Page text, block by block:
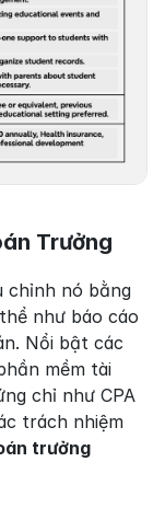
Trưởng
chỉnh nó bằng
như báo cáo
Nổi bật các
mềm tài
chỉ như CPA
trách nhiệm
trưởng